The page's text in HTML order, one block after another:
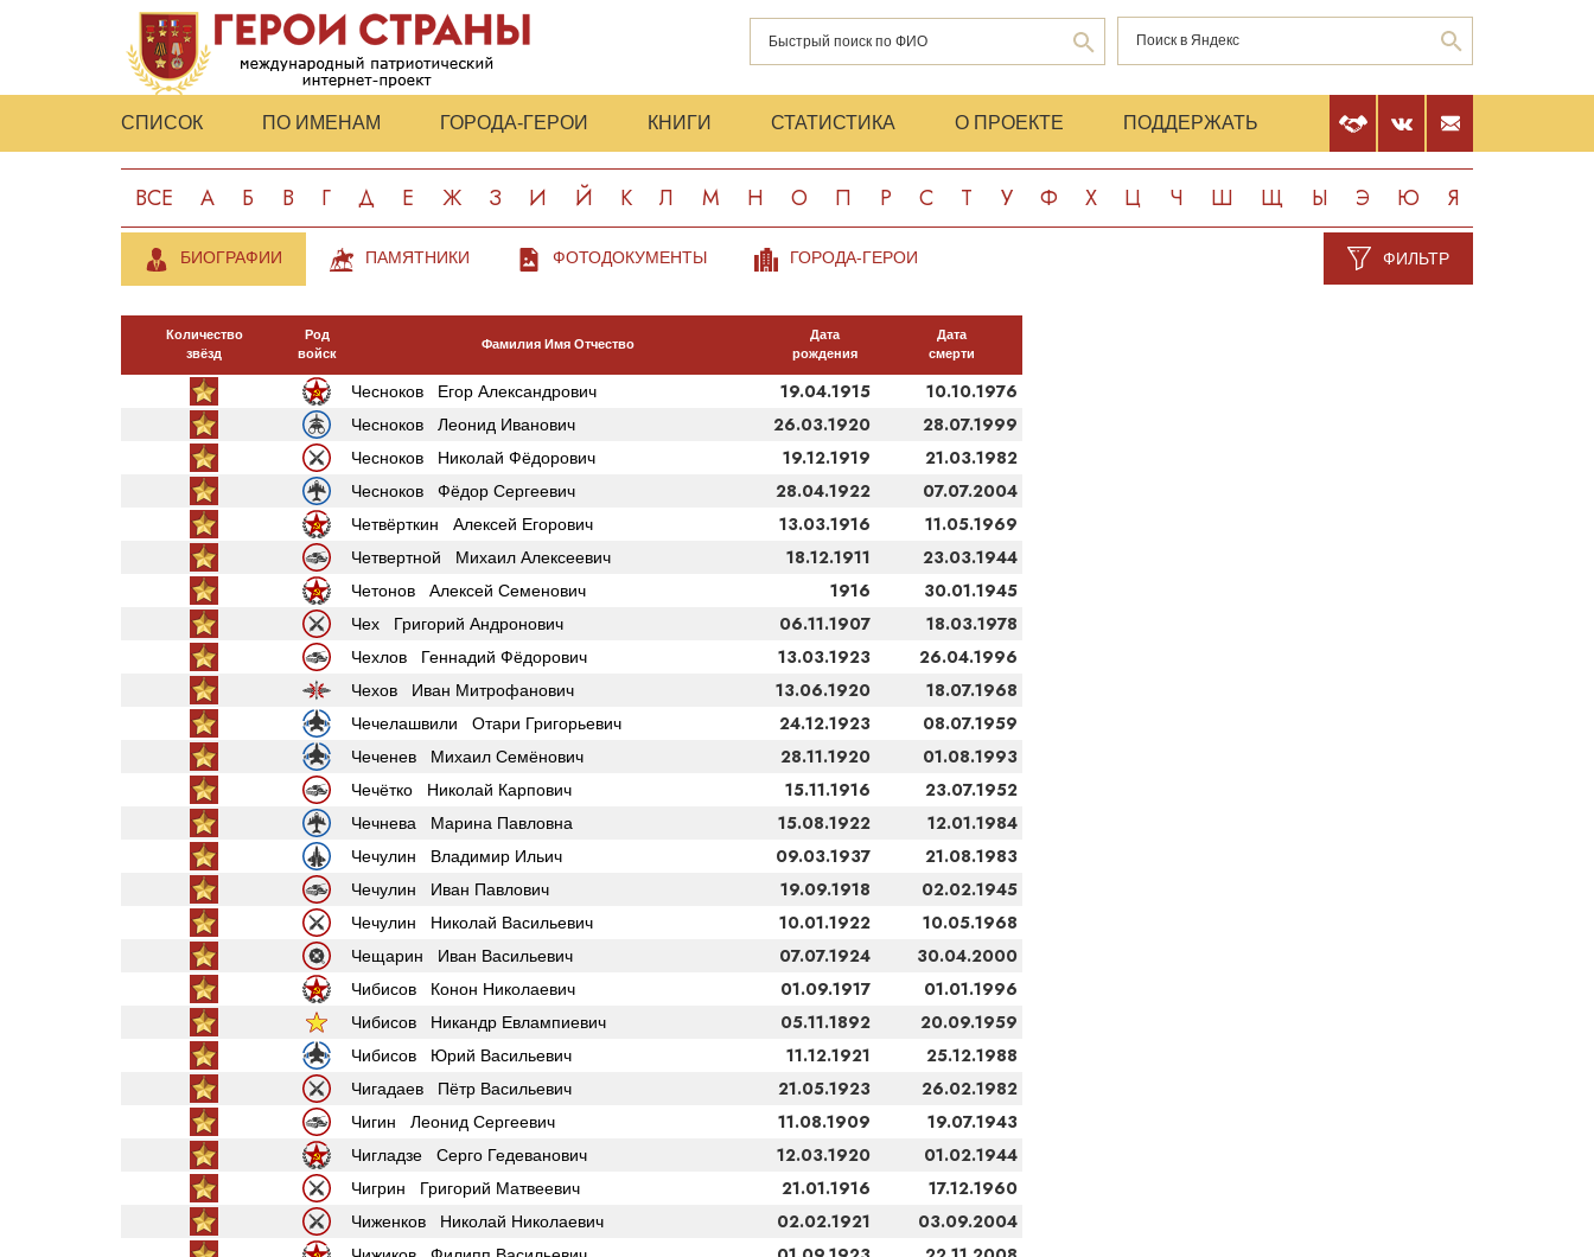
СПИСОК ПО ИМЕНАМ ГОРОДА-ГЕРОИ КНИГИ СТАТИСТИКА О ПРОЕКТЕ ПОДДЕРЖАТЬ
ВСЕ А Б В Г Д Е Ж З И Й К Л М Н О П Р С Т У Ф Х Ц Ч Ш Щ Ы Э Ю Я
БИОГРАФИИ ПАМЯТНИКИ ФОТОДОКУМЕНТЫ ГОРОДА-ГЕРОИ ФИЛЬТР
Количество
звёзд
Род
войск
Фамилия Имя Отчество
Дата
рождения
Дата
смерти
Чесноков Егор Александрович 19.04.1915 10.10.1976
Чесноков Леонид Иванович 26.03.1920 28.07.1999
Чесноков Николай Фёдорович 19.12.1919 21.03.1982
Чесноков Фёдор Сергеевич 28.04.1922 07.07.2004
Четвёрткин Алексей Егорович 13.03.1916 11.05.1969
Четвертной Михаил Алексеевич 18.12.1911 23.03.1944
Четонов Алексей Семенович 1916 30.01.1945
Чех Григорий Андронович 06.11.1907 18.03.1978
Чехлов Геннадий Фёдорович 13.03.1923 26.04.1996
Чехов Иван Митрофанович 13.06.1920 18.07.1968
Чечелашвили Отари Григорьевич 24.12.1923 08.07.1959
Чеченев Михаил Семёнович 28.11.1920 01.08.1993
Чечётко Николай Карпович 15.11.1916 23.07.1952
Чечнева Марина Павловна 15.08.1922 12.01.1984
Чечулин Владимир Ильич 09.03.1937 21.08.1983
Чечулин Иван Павлович 19.09.1918 02.02.1945
Чечулин Николай Васильевич 10.01.1922 10.05.1968
Чещарин Иван Васильевич 07.07.1924 30.04.2000
Чибисов Конон Николаевич 01.09.1917 01.01.1996
Чибисов Никандр Евлампиевич 05.11.1892 20.09.1959
Чибисов Юрий Васильевич 11.12.1921 25.12.1988
Чигадаев Пётр Васильевич 21.05.1923 26.02.1982
Чигин Леонид Сергеевич 11.08.1909 19.07.1943
Чигладзе Серго Гедеванович 12.03.1920 01.02.1944
Чигрин Григорий Матвеевич 21.01.1916 17.12.1960
Чиженков Николай Николаевич 02.02.1921 03.09.2004